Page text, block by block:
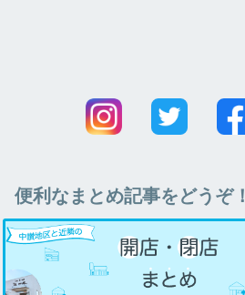
便利なまとめ記事をどうぞ！